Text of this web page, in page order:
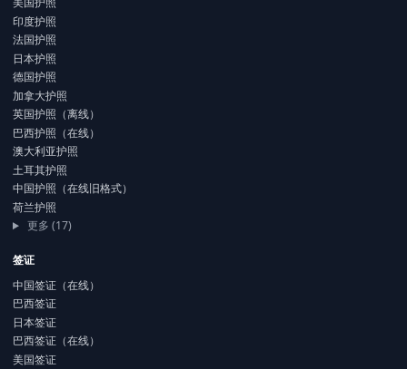
印度护照
法国护照
日本护照
德国护照
加拿大护照
英国护照（离线）
巴西护照（在线）
澳大利亚护照
土耳其护照
中国护照（在线旧格式）
荷兰护照
更多 (17)
签证
中国签证（在线）
巴西签证
日本签证
巴西签证（在线）
美国签证